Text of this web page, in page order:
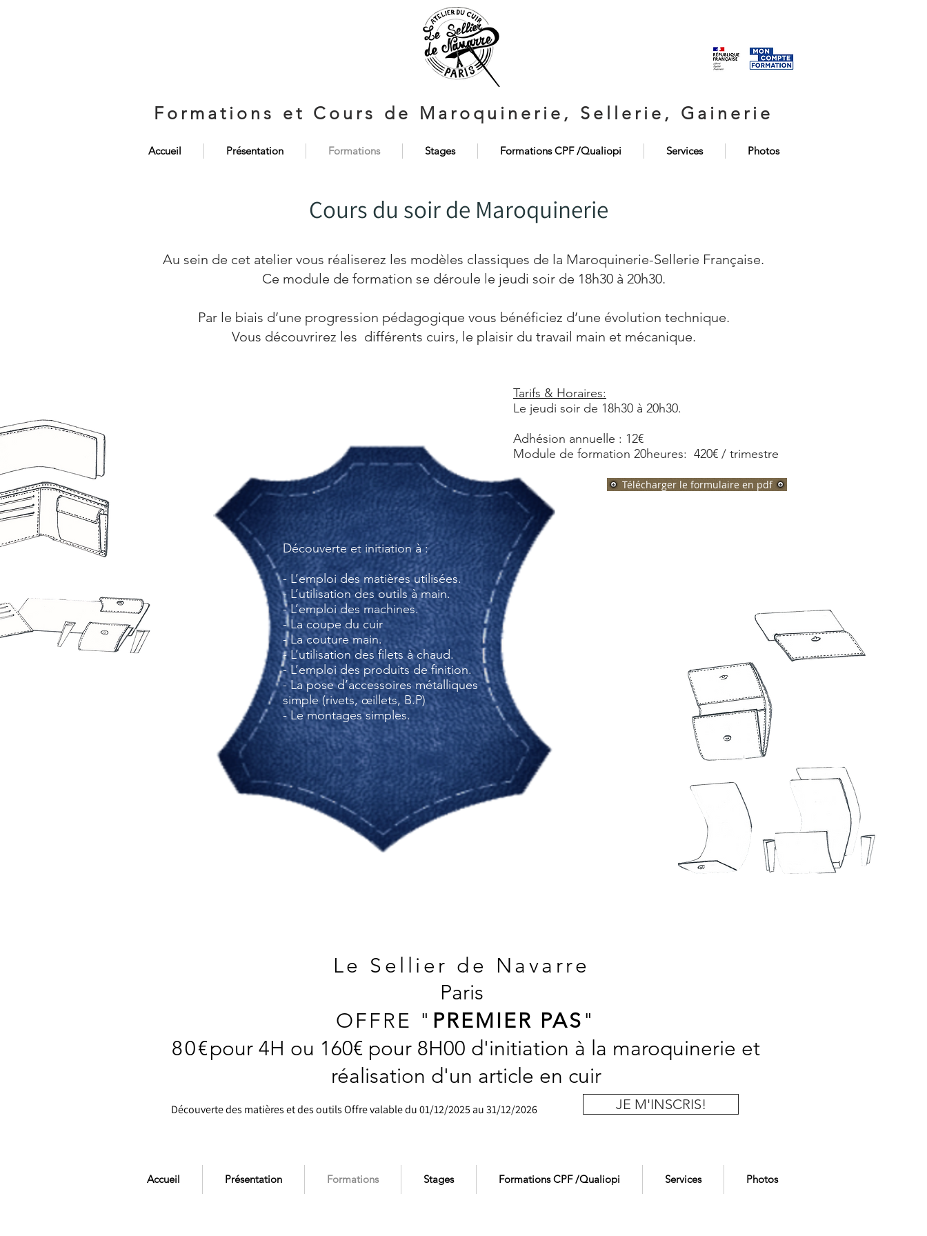
Formations et Cours de Maroquinerie, Sellerie, Gainerie
Accueil Présentation Formations Stages Formations CPF /Qualiopi Services Photos
Cours du soirde Maroquinerie
Au sein de cet atelier vous réaliserez les modèles classiques de la Maroquinerie-Sellerie Française.
Ce module de formation se déroule le jeudi soir de 18h30 à 20h30.
Par le biais d’une progression pédagogique vous bénéficiez d’une évolution technique.
Vous découvrirez les différents cuirs, le plaisir du travail main et mécanique.
Découverte et initiation à :
- L’emploi des matières utilisées.
- L’utilisation des outils à main.
- L’emploi des machines.
- La coupe du cuir
- La couture main.
- L’utilisation des filets à chaud.
- L’emploi des produits de finition.
- La pose d’accessoires métalliques
simple (rivets, œillets, B.P)
- Le montages simples.
Télécharger le formulaire en pdf
Tarifs & Horaires:
Le jeudi soir de 18h30 à 20h30.
Adhésion annuelle : 12€
Module de formation 20heures: 420€ / trimestre
Le Sellier de Navarre
Paris
OFFRE " PREMIER PAS"
80€pour 4H ou 160€ pour 8H00 d'initiation à la maroquinerie et
réalisation d'un article en cuir
Découverte des matières et des outilsOffre valable du 01/12/2025 au 31/12/2026 JE M'INSCRIS!
Accueil Présentation Formations Stages Formations CPF /Qualiopi Services Photos